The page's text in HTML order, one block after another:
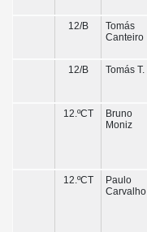
12/B
Tomás
Canteiro
12/B Tomás T.
12.ºCT
Bruno
Moniz
12.ºCT
Paulo
Carvalho